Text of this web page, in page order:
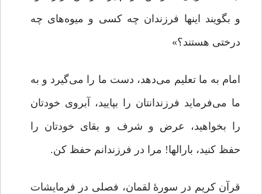
و بگویند اینها فرزندان چه کسی و میوه‌های چه
درختی هستند؟»
امام به ما تعلیم می‌دهد، دست ما را می‌گیرد و به
ما می‌فرماید فرزندانتان را بپایید، آبروی خودتان
را بخواهید، عرض و شرف و بقای خودتان را
حفظ کنید، بارالها! مرا در فرزندانم حفظ کن.
قرآن کریم در سورۀ لقمان، فصلی در فرمایشات